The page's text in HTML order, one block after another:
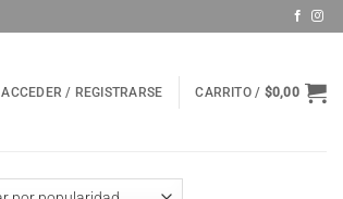
ACCEDER / REGISTRARSE CARRITO / $0,00